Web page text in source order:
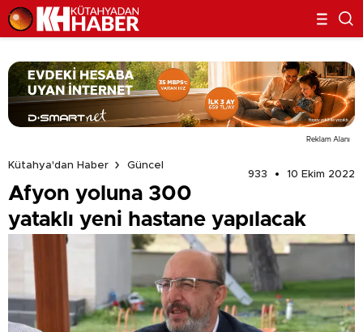
Reklam Alanı
Kütahya'dan Haber
Güncel
933
10 Ekim 2022
Afyon yoluna 300
yataklı yeni hastane yapılacak